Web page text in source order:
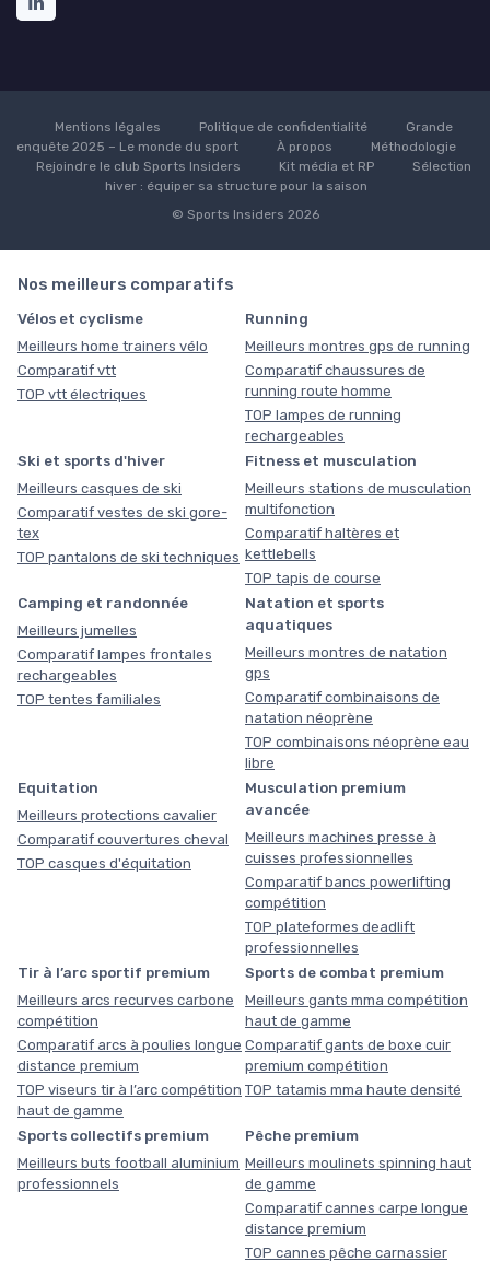
Mentions légales Politique de confidentialité
Grande
enquête 2025 – Le monde du sport
À propos
Méthodologie
Rejoindre le club Sports Insiders
Kit média et RP
Sélection
hiver : équiper sa structure pour la saison
© Sports Insiders 2026
Nos meilleurs comparatifs
Vélos et cyclisme
Meilleurs home trainers vélo
Comparatif vtt
TOP vtt électriques
Running
Meilleurs montres gps de running
Comparatif chaussures de
running route homme
TOP lampes de running
rechargeables
Ski et sports d'hiver
Meilleurs casques de ski
Comparatif vestes de ski gore-
tex
TOP pantalons de ski techniques
Fitness et musculation
Meilleurs stations de musculation
multifonction
Comparatif haltères et
kettlebells
TOP tapis de course
Camping et randonnée
Meilleurs jumelles
Comparatif lampes frontales
rechargeables
TOP tentes familiales
Natation et sports
aquatiques
Meilleurs montres de natation
gps
Comparatif combinaisons de
natation néoprène
TOP combinaisons néoprène eau
libre
Equitation
Meilleurs protections cavalier
Comparatif couvertures cheval
TOP casques d'équitation
Musculation premium
avancée
Meilleurs machines presse à
cuisses professionnelles
Comparatif bancs powerlifting
compétition
TOP plateformes deadlift
professionnelles
Tir à l’arc sportif premium
Meilleurs arcs recurves carbone
compétition
Comparatif arcs à poulies longue
distance premium
TOP viseurs tir à l’arc compétition
haut de gamme
Sports de combat premium
Meilleurs gants mma compétition
haut de gamme
Comparatif gants de boxe cuir
premium compétition
TOP tatamis mma haute densité
Sports collectifs premium
Meilleurs buts football aluminium
professionnels
Pêche premium
Meilleurs moulinets spinning haut
de gamme
Comparatif cannes carpe longue
distance premium
TOP cannes pêche carnassier